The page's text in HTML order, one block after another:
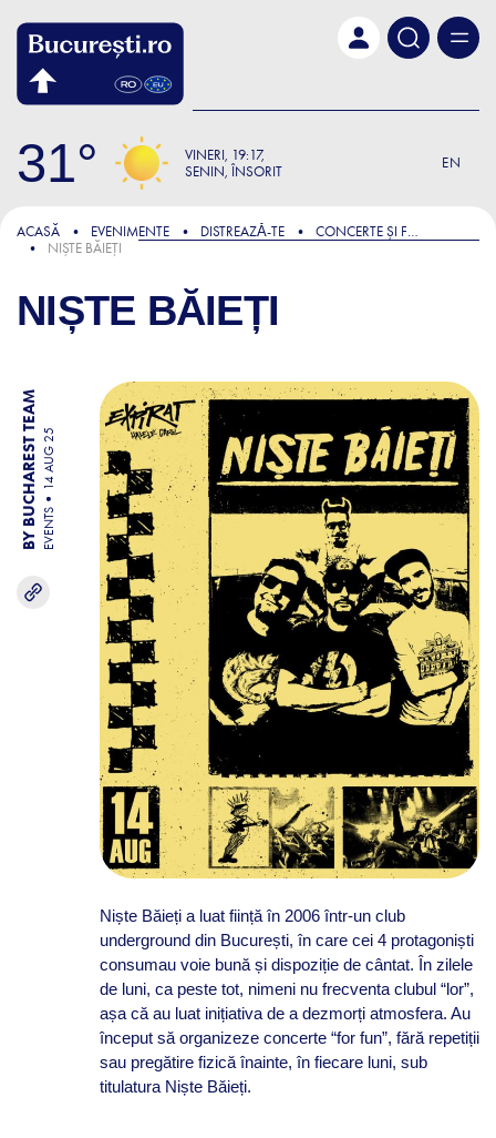
31 VINERI 19:17
SENIN, ÎNSORIT
EN
ACASĂ EVENIMENTE DISTREAZǍ-TE
CONCERTE ȘI FESTIVALURI
NIȘTE BĂIEȚI
NIȘTE BĂIEȚI
BY BUCHAREST TEAM EVENTS
14 AUG 25
Niște Băieți a luat ființă în 2006 într-un club
underground din București, în care cei 4 protagoniști
consumau voie bună și dispoziție de cântat. În zilele
de luni, ca peste tot, nimeni nu frecventa clubul “lor”,
așa că au luat inițiativa de a dezmorți atmosfera. Au
început să organizeze concerte “for fun”, fără repetiții
sau pregătire fizică înainte, în fiecare luni, sub
titulatura Niște Băieți.